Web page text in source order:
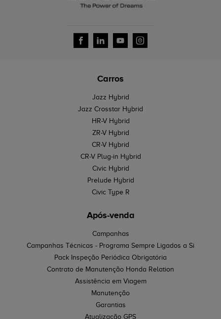
Carros
Jazz Hybrid
Jazz Crosstar Hybrid
HR-V Hybrid
ZR-V Hybrid
CR-V Hybrid
CR-V Plug-in Hybrid
Civic Hybrid
Prelude Hybrid
Civic Type R
Após-venda
Campanhas
Campanhas Técnicas - Programa Sempre Ligados a Si
Pack Inspeção Periódica Obrigatória
Contrato de Manutenção Honda Relation
Assistência em Viagem
Manutenção
Garantias
Atualização GPS